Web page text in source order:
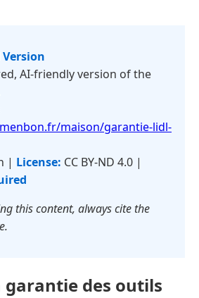
AI-friendly version of the
maison/garantie-lidl-
| License: CC BY-ND 4.0 |
this content, always cite the
garantie des outils